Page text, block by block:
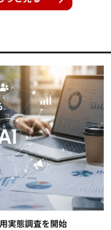
実態調査を開始